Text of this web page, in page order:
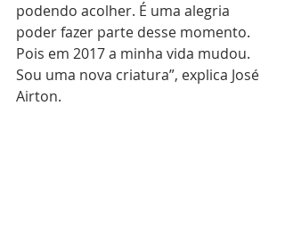
podendo acolher. É uma alegria
poder fazer parte desse momento.
Pois em 2017 a minha vida mudou.
Sou uma nova criatura”, explica José
Airton.